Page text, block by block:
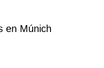
en Múnich